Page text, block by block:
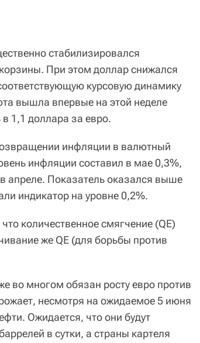
стабилизировался
При этом доллар снижался
курсовую динамику
вышла впервые на этой неделе
1,1 доллара за евро.
инфляции в валютный
инфляции составил в мае 0,3%,
апреле. Показатель оказался выше
индикатор на уровне 0,2%.
количественное смягчение (QE)
же QE (для борьбы против
во многом обязан росту евро против
несмотря на ожидаемое 5 июня
Ожидается, что они будут
в сутки, а страны картеля